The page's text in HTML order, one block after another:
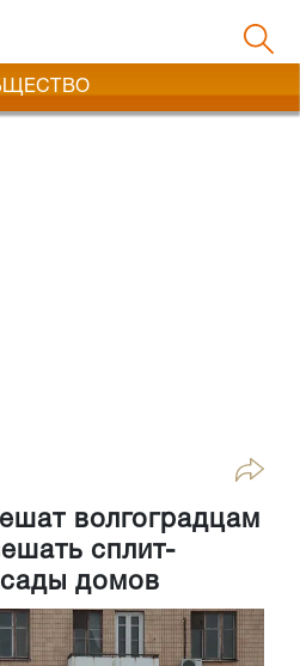
волгоградцам
сплит-
домов